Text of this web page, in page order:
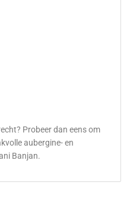
Probeer dan eens om
aubergine- en
Banjan.